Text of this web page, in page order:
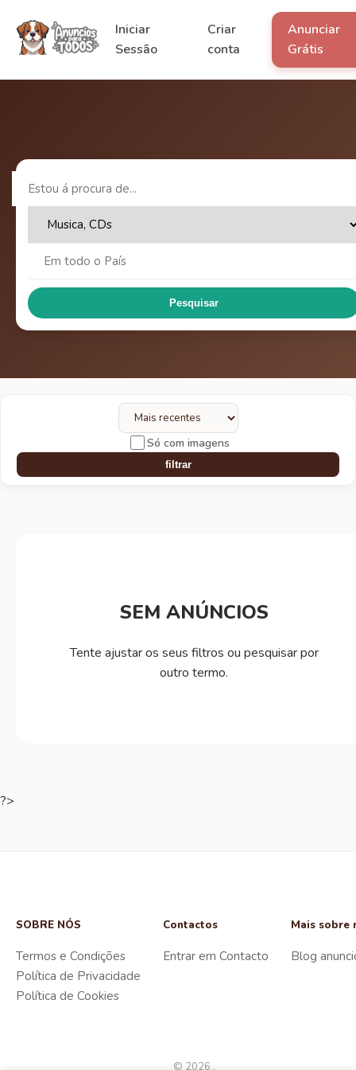
Iniciar
Sessão
Criar
conta
Anunciar
Grátis
Pesquisar
Só com imagens
filtrar
SEM ANÚNCIOS
Tente ajustar os seus filtros ou pesquisar por
outro termo.
?>
SOBRE NÓS
Termos e Condições
Política de Privacidade
Política de Cookies
Contactos
Entrar em Contacto
Mais sobre
Blog
© 2026 .